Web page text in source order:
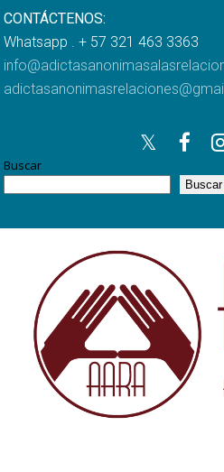
CONTÁCTENOS:
Whatsapp . + 57 321 463 3363
Buscar
Buscar